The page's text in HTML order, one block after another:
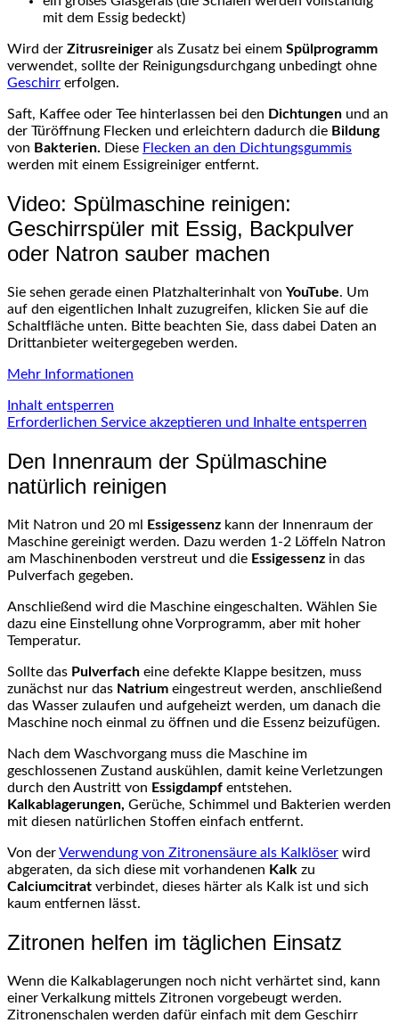
mit dem Essig bedeckt)
Wird der Zitrusreiniger als Zusatz bei einem Spülprogramm
verwendet, sollte der Reinigungsdurchgang unbedingt ohne
Geschirr erfolgen.
Saft, Kaffee oder Tee hinterlassen bei den Dichtungen und an
der Türöffnung Flecken und erleichtern dadurch die Bildung
von Bakterien. Diese Flecken an den Dichtungsgummis
werden mit einem Essigreiniger entfernt.
Video: Spülmaschine reinigen:
Geschirrspüler mit Essig, Backpulver
oder Natron sauber machen
Sie sehen gerade einen Platzhalterinhalt von YouTube. Um
auf den eigentlichen Inhalt zuzugreifen, klicken Sie auf die
Schaltfläche unten. Bitte beachten Sie, dass dabei Daten an
Drittanbieter weitergegeben werden.
Mehr Informationen
Inhalt entsperren
Erforderlichen Service akzeptieren und Inhalte entsperren
Den Innenraum der Spülmaschine
natürlich reinigen
Mit Natron und 20 ml Essigessenz kann der Innenraum der
Maschine gereinigt werden. Dazu werden 1-2 Löffeln Natron
am Maschinenboden verstreut und die Essigessenz in das
Pulverfach gegeben.
Anschließend wird die Maschine eingeschalten. Wählen Sie
dazu eine Einstellung ohne Vorprogramm, aber mit hoher
Temperatur.
Sollte das Pulverfach eine defekte Klappe besitzen, muss
zunächst nur das Natrium eingestreut werden, anschließend
das Wasser zulaufen und aufgeheizt werden, um danach die
Maschine noch einmal zu öffnen und die Essenz beizufügen.
Nach dem Waschvorgang muss die Maschine im
geschlossenen Zustand auskühlen, damit keine Verletzungen
durch den Austritt von Essigdampf entstehen.
Kalkablagerungen, Gerüche, Schimmel und Bakterien werden
mit diesen natürlichen Stoffen einfach entfernt.
Von derVerwendung von Zitronensäure als Kalklöser wird
abgeraten, da sich diese mit vorhandenen Kalk zu
Calciumcitrat verbindet, dieses härter als Kalk ist und sich
kaum entfernen lässt.
Zitronen helfen im täglichen Einsatz
Wenn die Kalkablagerungen noch nicht verhärtet sind, kann
einer Verkalkung mittels Zitronen vorgebeugt werden.
Zitronenschalen werden dafür einfach mit dem Geschirr